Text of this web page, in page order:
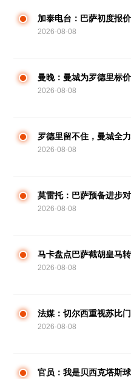
加泰电台：巴萨初度报
万欧
2026-08-08
曼晚：曼城为罗德里标
杯前敲定
2026-08-08
罗德里留不住，曼城全
点天价旧日爱徒
2026-08-08
莫雷托：巴萨预备进步
达成协议
2026-08-08
马卡盘点巴萨截胡皇马
斯在列
2026-08-08
法媒：切尔西重视苏比
2026-08-08
官员：我是贝西克塔斯